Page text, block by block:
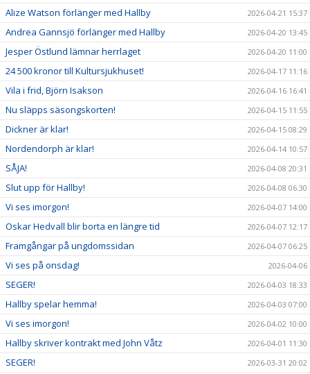
Alize Watson förlänger med Hallby 2026-04-21 15:37
Andrea Gannsjö förlänger med Hallby 2026-04-20 13:45
Jesper Östlund lämnar herrlaget 2026-04-20 11:00
24 500 kronor till Kultursjukhuset! 2026-04-17 11:16
Vila i frid, Björn Isakson 2026-04-16 16:41
Nu släpps säsongskorten! 2026-04-15 11:55
Dickner är klar! 2026-04-15 08:29
Nordendorph är klar! 2026-04-14 10:57
SÅJA! 2026-04-08 20:31
Slut upp för Hallby! 2026-04-08 06:30
Vi ses imorgon! 2026-04-07 14:00
Oskar Hedvall blir borta en längre tid 2026-04-07 12:17
Framgångar på ungdomssidan 2026-04-07 06:25
Vi ses på onsdag! 2026-04-06
SEGER! 2026-04-03 18:33
Hallby spelar hemma! 2026-04-03 07:00
Vi ses imorgon! 2026-04-02 10:00
Hallby skriver kontrakt med John Våtz 2026-04-01 11:30
SEGER! 2026-03-31 20:02